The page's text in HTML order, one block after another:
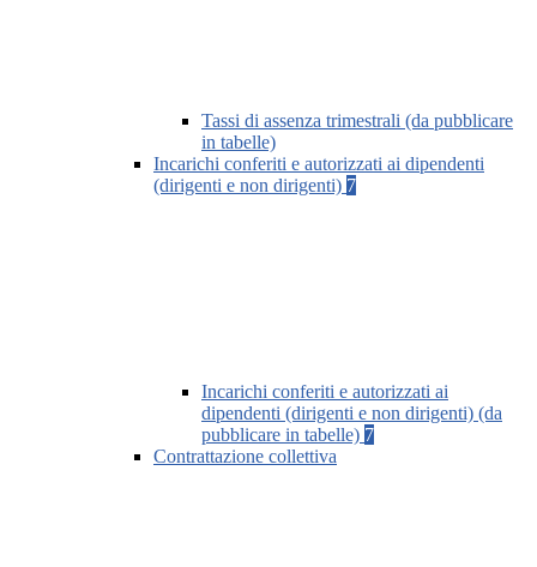
Tassi di assenza trimestrali (da pubblicare
in tabelle)
Incarichi conferiti e autorizzati ai dipendenti
(dirigenti e non dirigenti) 7
Incarichi conferiti e autorizzati ai
dipendenti (dirigenti e non dirigenti) (da
pubblicare in tabelle) 7
Contrattazione collettiva